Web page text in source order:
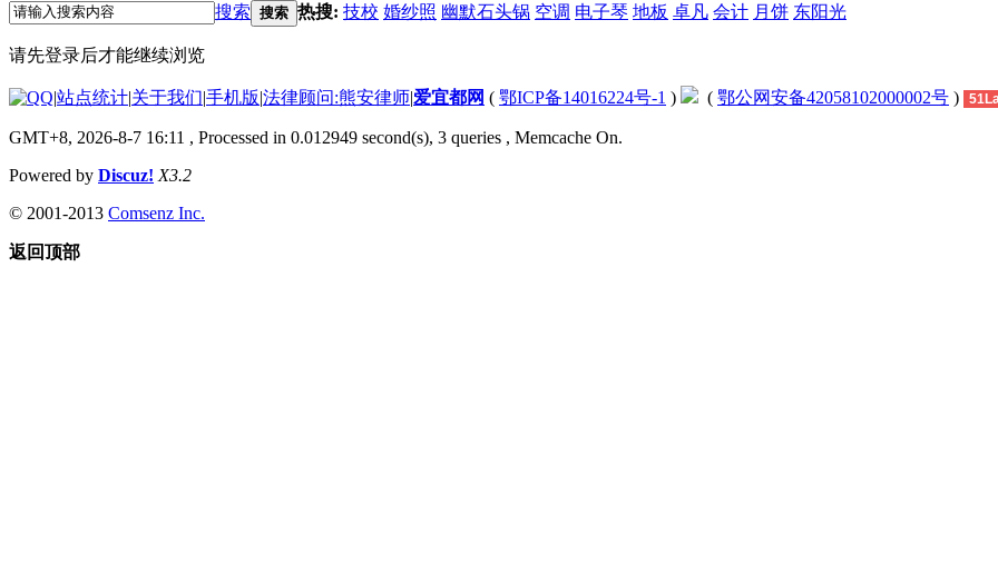
搜索 搜索 热搜: 技校 婚纱照 幽默石头锅 空调 电子琴 地板 卓凡 会计 月饼 东阳光
请先登录后才能继续浏览
|站点统计|关于我们|手机版|法律顾问:熊安律师|爱宜都网 ( 鄂ICP备14016224号-1 ) ( 鄂公网安备42058102000002号 )
GMT+8, 2026-8-7 16:11 , Processed in 0.012949 second(s), 3 queries , Memcache On.
Powered by Discuz! X3.2
© 2001-2013 Comsenz Inc.
返回顶部